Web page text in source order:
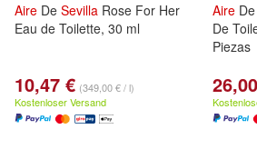
Aire De Sevilla Rose For Her
Eau de Toilette, 30 ml
10,47 € (349,00 € / l)
Kostenloser Versand
Aire De
De
Piezas